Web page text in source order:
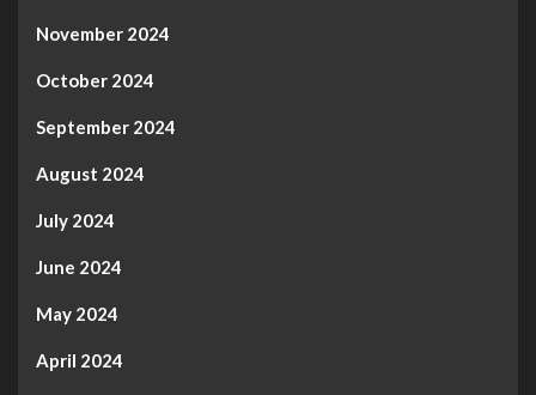
November 2024
October 2024
September 2024
August 2024
July 2024
June 2024
May 2024
April 2024